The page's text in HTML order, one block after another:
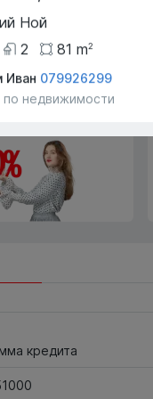
купить эту
ипотеки
кредита
Ной
2 81 m2
Иван 079926299
по недвижимости